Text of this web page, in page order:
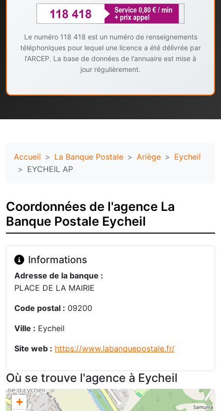
Le numéro 118 418 est un numéro de renseignements
téléphoniques pour lequel une licence a été délivrée par
l'ARCEP. La base de données de l'annuaire est mise à
jour régulièrement.
Accueil La Banque Postale Ariège
Eycheil
EYCHEIL AP
Coordonnées de l'agence La
Banque Postale Eycheil
Informations
Adresse de la banque :
PLACE DE LA MAIRIE
Code postal : 09200
Ville : Eycheil
Site web : https://www.labanquepostale.fr/
Où se trouve l'agence à Eycheil
+